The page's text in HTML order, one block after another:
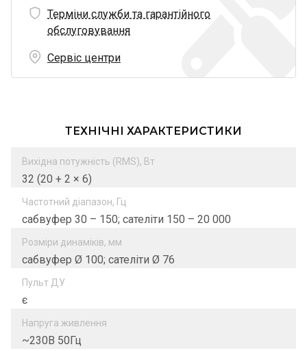
Терміни служби та гарантійного
обслуговування
Сервіс центри
ТЕХНІЧНІ ХАРАКТЕРИСТИКИ
Вихідна потужність (RMS), Вт
32 (20 + 2 × 6)
Частотний діапазон, Гц
сабвуфер 30 – 150; сателіти 150 – 20 000
Розміри динаміків, мм
сабвуфер Ø 100; сателіти Ø 76
Пульт ДУ
є
Напруга живлення
~230В 50Гц